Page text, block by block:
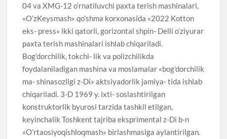
04 va XMG-12 o’rnatiluvchi paxta terish mashinalari,
«O’zKeysmash» qo’shma korxonasida «2022 Kotton
eks- press» ikki qatorli, gorizontal shpin- Delli o’ziyurar
paxta terish mashinalari ishlab chiqariladi.
Bog’dorchilik, tokchi- lik va polizchilikda
foydalaniladigan mashina va moslamalar «bog’dorchilik
ma- shinasozligi z-Di» aktsiyadorlik jamiya- tida ishlab
chiqariladi. 3-D 1969 y. ixti- soslashtirilgan
konstruktorlik byurosi tarzida tashkil etilgan,
keyinchalik Toshkent tajriba eksprimental z-Di b-n
«O’rtaosiyoqishloqmash» birlashmasiga aylantirilgan.